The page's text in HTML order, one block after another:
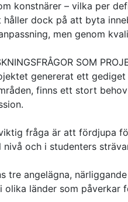
konstnärer – vilka per
håller dock på att byta
men genom
SOM
genererat ett
finns ett stort
fråga är att fördjupa
nivå och i studenters
tre angelägna,
olika länder som påverkar